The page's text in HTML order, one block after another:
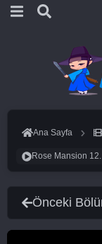
Ana Sayfa
Rose Mansion
Önceki